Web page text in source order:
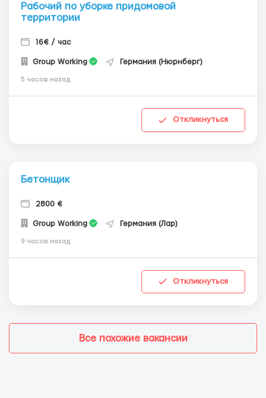
Рабочий по уборке придомовой
территории
16€ / час
Group Working Германия (Нюрнберг)
5 часов назад
Откликнуться
Бетонщик
2800 €
Group Working Германия (Лар)
9 часов назад
Откликнуться
Все похожие вакансии